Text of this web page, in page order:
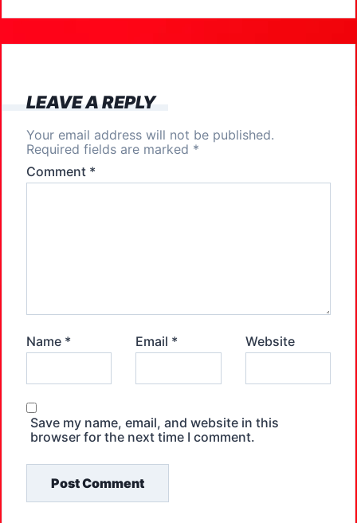
b
o
k
d
o
LEAVE A REPLY
Your email address will not be published.
Required fields are marked *
Comment *
Name * Email * Website
Save my name, email, and website in this
browser for the next time I comment.